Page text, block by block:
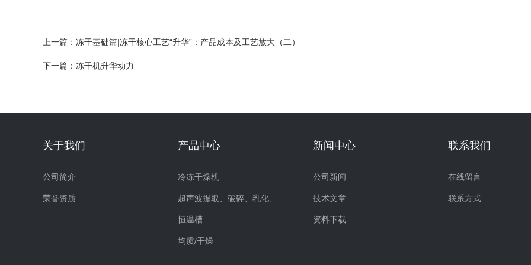
上一篇： 冻干基础篇|冻干核心工艺“升华”：产品成本及工艺放大（二）
下一篇： 冻干机升华动力
关于我们
公司简介
荣誉资质
产品中心
冷冻干燥机
恒温槽
均质/干燥
新闻中心
公司新闻
技术文章
资料下载
联系我们
在线留言
联系方式